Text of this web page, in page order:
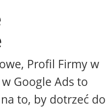
Profil Firmy w
Google Ads to
to, by dotrzeć do